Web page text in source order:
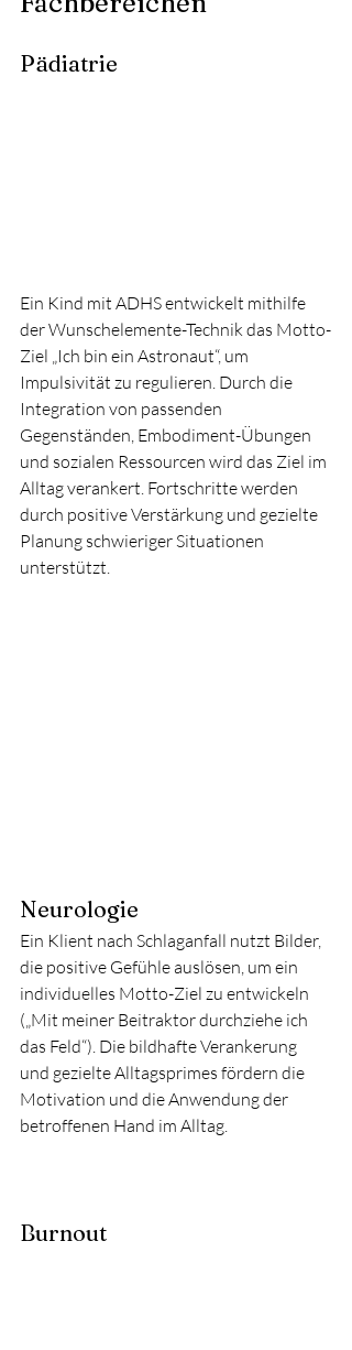
Pädiatrie
Ein Kind mit ADHS entwickelt mithilfe
der Wunschelemente-Technik das Motto-
Ziel „Ich bin ein Astronaut“, um
Impulsivität zu regulieren. Durch die
Integration von passenden
Gegenständen, Embodiment-Übungen
und sozialen Ressourcen wird das Ziel im
Alltag verankert. Fortschritte werden
durch positive Verstärkung und gezielte
Planung schwieriger Situationen
unterstützt.
Neurologie
Ein Klient nach Schlaganfall nutzt Bilder,
die positive Gefühle auslösen, um ein
individuelles Motto-Ziel zu entwickeln
(„Mit meiner Beitraktor durchziehe ich
das Feld“). Die bildhafte Verankerung
und gezielte Alltagsprimes fördern die
Motivation und die Anwendung der
betroffenen Hand im Alltag.
Burnout